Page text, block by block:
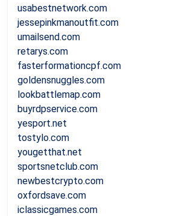
usabestnetwork.com
jessepinkmanoutfit.com
umailsend.com
retarys.com
fasterformationcpf.com
goldensnuggles.com
lookbattlemap.com
buyrdpservice.com
yesport.net
tostylo.com
yougetthat.net
sportsnetclub.com
newbestcrypto.com
oxfordsave.com
iclassicgames.com